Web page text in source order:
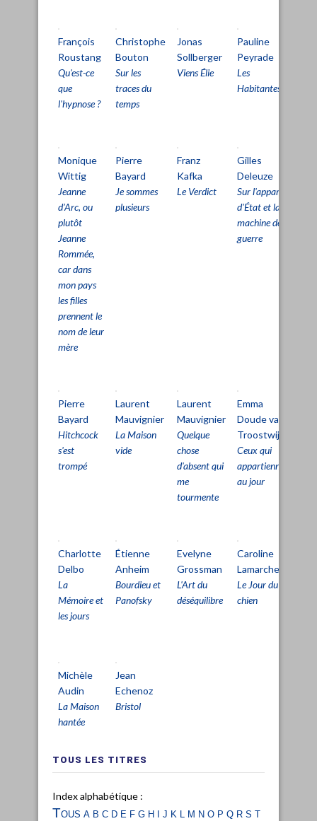
François
Roustang
Qu'est-ce
que
l'hypnose ?
Christophe
Bouton
Sur les
traces du
temps
Jonas
Sollberger
Viens Élie
Pauline
Peyrade
Les
Habitantes
Monique
Wittig
Jeanne
d’Arc, ou
plutôt
Jeanne
Rommée,
car dans
mon pays
les filles
prennent le
nom de leur
mère
Pierre
Bayard
Je sommes
plusieurs
Franz
Kafka
Le Verdict
Gilles
Deleuze
Sur l'appareil
d'État et la
machine de
guerre
Pierre
Bayard
Hitchcock
s'est
trompé
Laurent
Mauvignier
La Maison
vide
Laurent
Mauvignier
Quelque
chose
d'absent qui
me
tourmente
Emma
Doude van
Troostwijk
Ceux qui
appartiennent
au jour
Charlotte
Delbo
La
Mémoire et
les jours
Étienne
Anheim
Bourdieu et
Panofsky
Evelyne
Grossman
L'Art du
déséquilibre
Caroline
Lamarche
Le Jour du
chien
Michèle
Audin
La Maison
hantée
Jean
Echenoz
Bristol
TOUS LES TITRES
Index alphabétique :
Tous a b c d e fg h i j k l m no p q rs t